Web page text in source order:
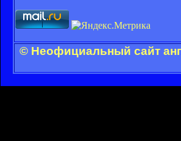
© Неофициальный сайт